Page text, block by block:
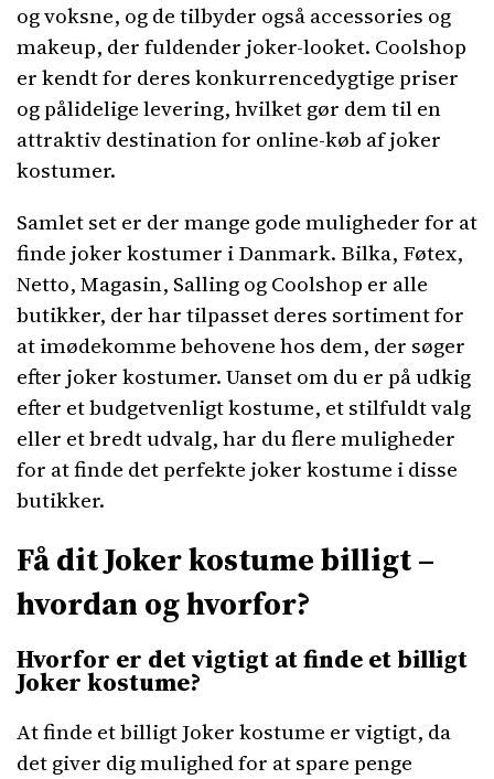
og voksne, og de tilbyder også accessories og
makeup, der fuldender joker-looket. Coolshop
er kendt for deres konkurrencedygtige priser
og pålidelige levering, hvilket gør dem til en
attraktiv destination for online-køb af joker
kostumer.
Samlet set er der mange gode muligheder for at
finde joker kostumer i Danmark. Bilka, Føtex,
Netto, Magasin, Salling og Coolshop er alle
butikker, der har tilpasset deres sortiment for
at imødekomme behovene hos dem, der søger
efter joker kostumer. Uanset om du er på udkig
efter et budgetvenligt kostume, et stilfuldt valg
eller et bredt udvalg, har du flere muligheder
for at finde det perfekte joker kostume i disse
butikker.
Få dit Joker kostume billigt –
hvordan og hvorfor?
Hvorfor er det vigtigt at finde et billigt
Joker kostume?
At finde et billigt Joker kostume er vigtigt, da
det giver dig mulighed for at spare penge